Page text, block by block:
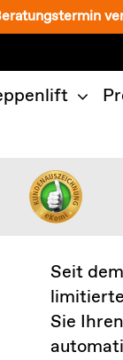
Seit
Sie